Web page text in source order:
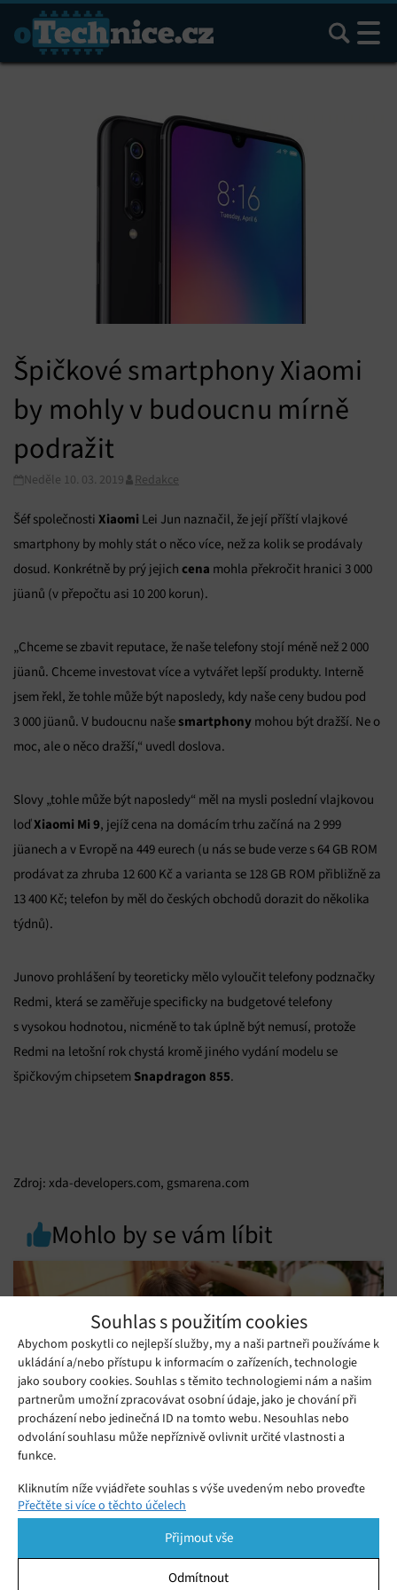
Souhlas s použitím cookies
Abychom poskytli co nejlepší služby, my a naši partneři používáme k
ukládání a/nebo přístupu k informacím o zařízeních, technologie
jako soubory cookies. Souhlas s těmito technologiemi nám a našim
partnerům umožní zpracovávat osobní údaje, jako je chování při
procházení nebo jedinečná ID na tomto webu. Nesouhlas nebo
odvolání souhlasu může nepříznivě ovlivnit určité vlastnosti a
funkce.
Kliknutím níže vyjádřete souhlas s výše uvedeným nebo proveďte
podrobnější rozhodnutí. Vaše volby budou použity pouze na tomto
pomocí přepínačů v Zásadách cookies nebo kliknutím na tlačítko
Spravovat souhlas ve spodní části obrazovky.
Přečtěte si více o těchto účelech
Přijmout vše
Odmítnout
Hledat
Špičkové smartphony Xiaomi
by mohly v budoucnu mírně
podražit
Neděle 10. 03. 2019 Redakce
Šéf společnosti Xiaomi Lei Jun naznačil, že její příští vlajkové
smartphony by mohly stát o něco více, než za kolik se prodávaly
dosud. Konkrétně by prý jejich cena mohla překročit hranici 3 000
jüanů (v přepočtu asi 10 200 korun).
„Chceme se zbavit reputace, že naše telefony stojí méně než 2 000
jüanů. Chceme investovat více a vytvářet lepší produkty. Interně
jsem řekl, že tohle může být naposledy, kdy naše ceny budou pod
3 000 jüanů. V budoucnu naše smartphony mohou být dražší. Ne o
moc, ale o něco dražší,“ uvedl doslova.
Slovy „tohle může být naposledy“ měl na mysli poslední vlajkovou
loďXiaomi Mi 9, jejíž cena na domácím trhu začíná na 2 999
jüanech a v Evropě na 449 eurech (u nás se bude verze s 64 GB ROM
prodávat za zhruba 12 600 Kč a varianta se 128 GB ROM přibližně za
13 400 Kč; telefon by měl do českých obchodů dorazit do několika
týdnů).
Junovo prohlášení by teoreticky mělo vyloučit telefony podznačky
Redmi, která se zaměřuje specificky na budgetové telefony
s vysokou hodnotou, nicméně to tak úplně být nemusí, protože
Redmi na letošní rok chystá kromě jiného vydání modelu se
špičkovým chipsetem Snapdragon 855.
Zdroj: xda-developers.com, gsmarena.com
Mohlo by se vám líbit
Srovnání IPL epilátorů 2026: Který vybrat?
Středa 17. 06. 2026 Ivana